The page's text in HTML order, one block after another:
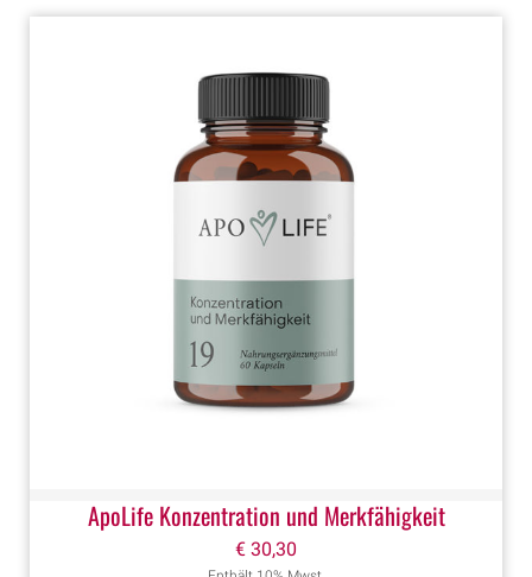
ApoLife Konzentration und Merkfähigkeit
€ 30,30